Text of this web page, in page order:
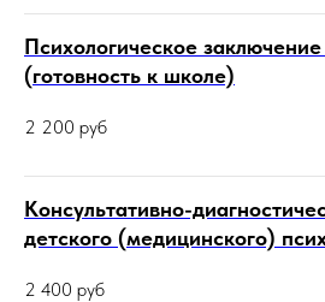
Психологическое
(готовность к школе)
2 200 руб
Консультативно-
детского (медицинского)
2 400 руб